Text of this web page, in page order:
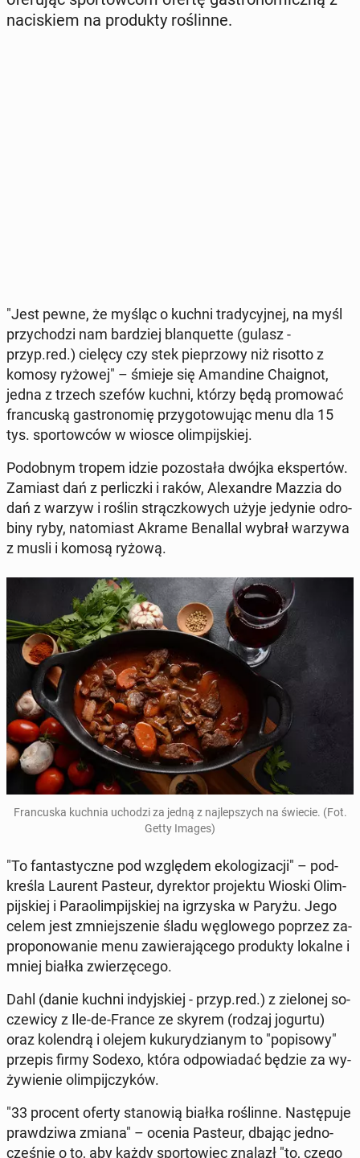
na­ci­skiem na pro­duk­ty ro­ślin­ne.
"Jest pewne, że myśląc o kuchni tra­dy­cyj­nej, na myśl
przy­cho­dzi nam bar­dziej bla­nqu­et­te (gulasz -
przyp.red.) cielęcy czy stek pie­przo­wy niż risotto z
komosy ryżowej" – śmieje się Aman­di­ne Cha­ignot,
jedna z trzech szefów kuchni, którzy będą pro­mo­wać
fran­cu­ską ga­stro­no­mię przy­go­to­wu­jąc menu dla 15
tys. spor­tow­ców w wiosce olim­pij­skiej.
Po­dob­nym tropem idzie po­zo­sta­ła dwójka eks­per­tów.
Zamiast dań z per­licz­ki i raków, Ale­xan­dre Mazzia do
dań z warzyw i roślin strącz­ko­wych użyje jedynie odro­
bi­ny ryby, na­to­miast Akrame Be­nal­lal wybrał warzywa
z musli i komosą ryżową.
Fran­cu­ska kuchnia uchodzi za jedną z naj­lep­szych na świecie. (Fot.
Getty Images)
"To fan­ta­stycz­ne pod wzglę­dem eko­lo­gi­za­cji" – pod­
kre­śla Laurent Pasteur, dy­rek­tor pro­jek­tu Wioski Olim­
pij­skiej i Pa­ra­olim­pij­skiej na igrzy­ska w Paryżu. Jego
celem jest zmniej­sze­nie śladu wę­glo­we­go poprzez za­
pro­po­no­wa­nie menu za­wie­ra­ją­ce­go pro­duk­ty lokalne i
mniej białka zwie­rzę­ce­go.
Dahl (danie kuchni in­dyj­skiej - przyp.red.) z zie­lo­nej so­
cze­wi­cy z Ile-de-France ze skyrem (rodzaj jogurtu)
oraz ko­len­drą i olejem ku­ku­ry­dzia­nym to "po­pi­so­wy"
przepis firmy Sodexo, która od­po­wia­dać będzie za wy­
ży­wie­nie olim­pij­czy­ków.
"33 procent oferty sta­no­wią białka ro­ślin­ne. Na­stę­pu­je
praw­dzi­wa zmiana" – ocenia Pasteur, dbając jed­no­
cze­śnie o to, aby każdy spor­to­wiec znalazł "to, czego